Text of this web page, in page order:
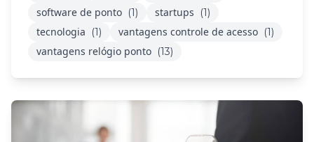
software de ponto (1) startups (1)
tecnologia (1) vantagens controle de acesso (1)
vantagens relógio ponto (13)